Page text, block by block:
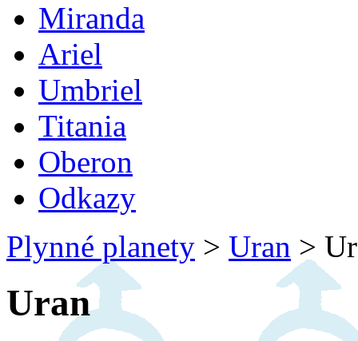
Miranda
Ariel
Umbriel
Titania
Oberon
Odkazy
Plynné planety > Uran >
Uran